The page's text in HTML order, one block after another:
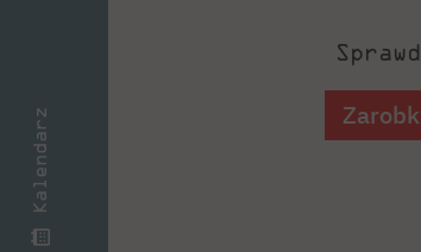
Kalendarz